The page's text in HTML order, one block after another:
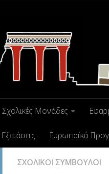
Σχολικές Μονάδες
Ευρωπαϊκά
ΣΧΟΛΙΚΟΙ ΣΥΜΒΟΥΛΟΙ